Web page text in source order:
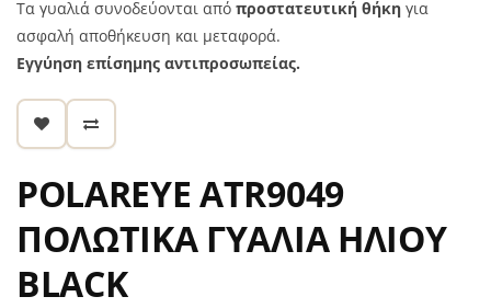
Τα γυαλιά συνοδεύονται από προστατευτική θήκη για
ασφαλή αποθήκευση και μεταφορά.
Εγγύηση επίσημης αντιπροσωπείας.
POLAREYE ATR9049
ΠΟΛΩΤΙΚΑ ΓΥΑΛΙΑ ΗΛΙΟΥ
BLACK